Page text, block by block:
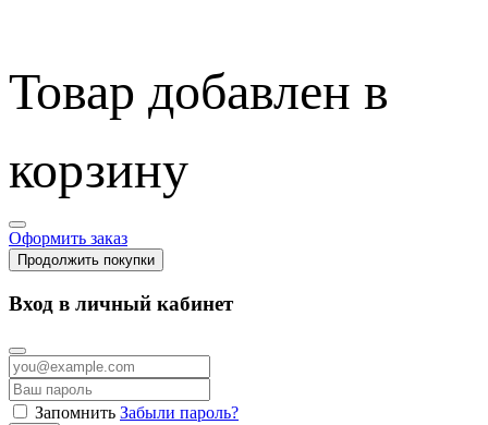
Товар добавлен в
корзину
Оформить заказ
Продолжить покупки
Вход в личный кабинет
Запомнить Забыли пароль?